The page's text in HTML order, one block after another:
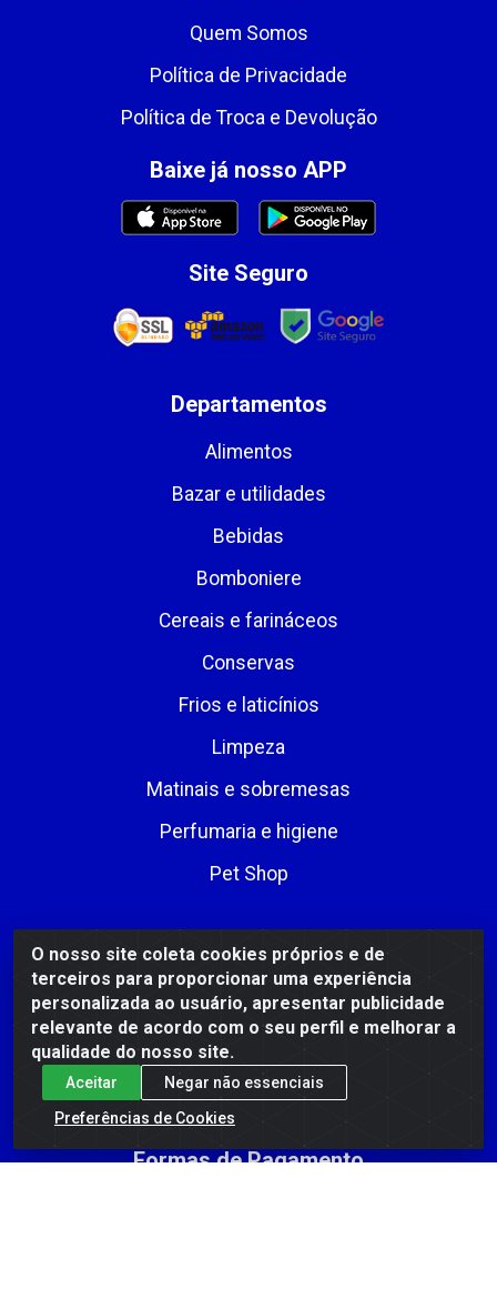
O nosso site coleta cookies próprios e de
terceiros para proporcionar uma experiência
personalizada ao usuário, apresentar publicidade
relevante de acordo com o seu perfil e melhorar a
qualidade do nosso site.
Aceitar
Negar não essenciais
Preferências de Cookies
Quem Somos
Política de Privacidade
Política de Troca e Devolução
Baixe já nosso APP
Site Seguro
Departamentos
Alimentos
Bazar e utilidades
Bebidas
Bomboniere
Cereais e farináceos
Conservas
Frios e laticínios
Limpeza
Matinais e sobremesas
Perfumaria e higiene
Pet Shop
Fale Conosco
(75) 2102-3900
contato@distribuidorasaoroque.com.br
Atendimento de segunda a sexta-feira das 08h às
12h e das 13h30 às 17h30
Instagram
Formas de Pagamento